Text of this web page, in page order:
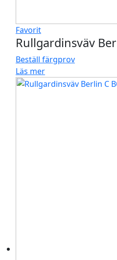
Favorit
Rullgardinsväv
Beställ färgprov
Läs mer